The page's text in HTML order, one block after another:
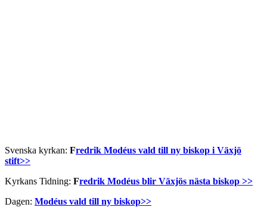
Svenska kyrkan: Fredrik Modéus vald till ny biskop i Växjö
stift>>
Kyrkans Tidning: Fredrik Modéus blir Växjös nästa biskop >>
Dagen: Modéus vald till ny biskop>>